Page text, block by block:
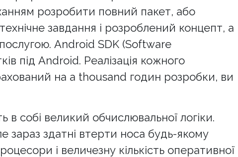
розробити повний пакет, або
завдання і розроблений концепт, а
Android SDK (Software
під Android. Реалізація кожного
на a thousand годин розробки, ви
в собі великий обчислювальної логіки.
зараз здатні втерти носа будь-якому
і величезну кількість оперативної